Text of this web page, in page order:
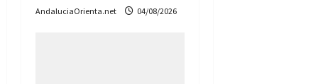
AndaluciaOrienta.net 04/08/2026